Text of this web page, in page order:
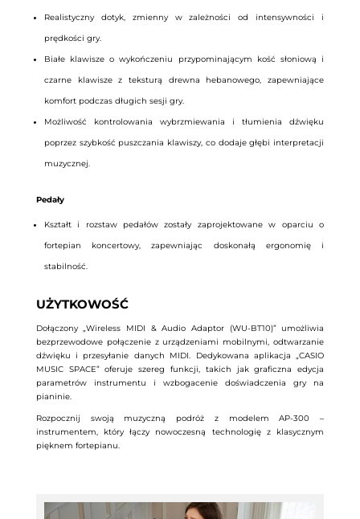
Realistyczny dotyk, zmienny w zależności od intensywności i
prędkości gry.
Białe klawisze o wykończeniu przypominającym kość słoniową i
czarne klawisze z teksturą drewna hebanowego, zapewniające
komfort podczas długich sesji gry.
Możliwość kontrolowania wybrzmiewania i tłumienia dźwięku
poprzez szybkość puszczania klawiszy, co dodaje głębi interpretacji
muzycznej.
Pedały
Kształt i rozstaw pedałów zostały zaprojektowane w oparciu o
fortepian koncertowy, zapewniając doskonałą ergonomię i
stabilność.
UŻYTKOWOŚĆ
Dołączony „Wireless MIDI & Audio Adaptor (WU-BT10)” umożliwia
bezprzewodowe połączenie z urządzeniami mobilnymi, odtwarzanie
dźwięku i przesyłanie danych MIDI. Dedykowana aplikacja „CASIO
MUSIC SPACE” oferuje szereg funkcji, takich jak graficzna edycja
parametrów instrumentu i wzbogacenie doświadczenia gry na
pianinie.
Rozpocznij swoją muzyczną podróż z modelem AP-300 –
instrumentem, który łączy nowoczesną technologię z klasycznym
pięknem fortepianu.